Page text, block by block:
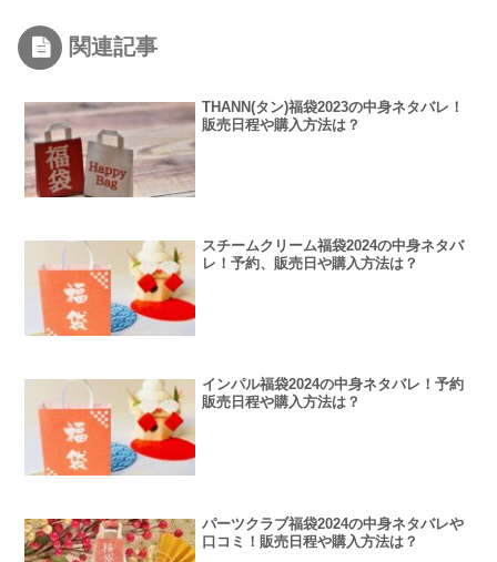
関連記事
THANN(タン)福袋2023の中身ネタバレ！
販売日程や購入方法は？
スチームクリーム福袋2024の中身ネタバ
レ！予約、販売日や購入方法は？
インパル福袋2024の中身ネタバレ！予約
販売日程や購入方法は？
パーツクラブ福袋2024の中身ネタバレや
口コミ！販売日程や購入方法は？